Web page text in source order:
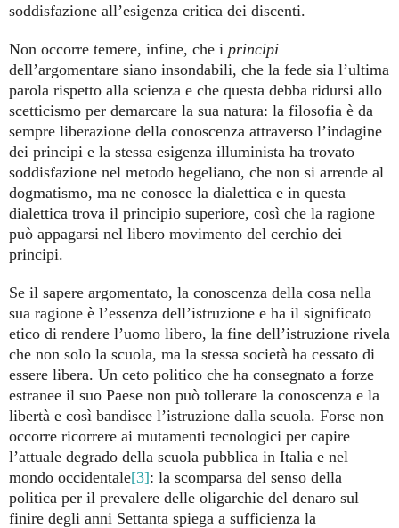
soddisfazione all’esigenza critica dei discenti.
Non occorre temere, infine, che i principi
dell’argomentare siano insondabili, che la fede sia l’ultima
parola rispetto alla scienza e che questa debba ridursi allo
scetticismo per demarcare la sua natura: la filosofia è da
sempre liberazione della conoscenza attraverso l’indagine
dei principi e la stessa esigenza illuminista ha trovato
soddisfazione nel metodo hegeliano, che non si arrende al
dogmatismo, ma ne conosce la dialettica e in questa
dialettica trova il principio superiore, così che la ragione
può appagarsi nel libero movimento del cerchio dei
principi.
Se il sapere argomentato, la conoscenza della cosa nella
sua ragione è l’essenza dell’istruzione e ha il significato
etico di rendere l’uomo libero, la fine dell’istruzione rivela
che non solo la scuola, ma la stessa società ha cessato di
essere libera. Un ceto politico che ha consegnato a forze
estranee il suo Paese non può tollerare la conoscenza e la
libertà e così bandisce l’istruzione dalla scuola. Forse non
occorre ricorrere ai mutamenti tecnologici per capire
l’attuale degrado della scuola pubblica in Italia e nel
mondo occidentale[3]: la scomparsa del senso della
politica per il prevalere delle oligarchie del denaro sul
finire degli anni Settanta spiega a sufficienza la